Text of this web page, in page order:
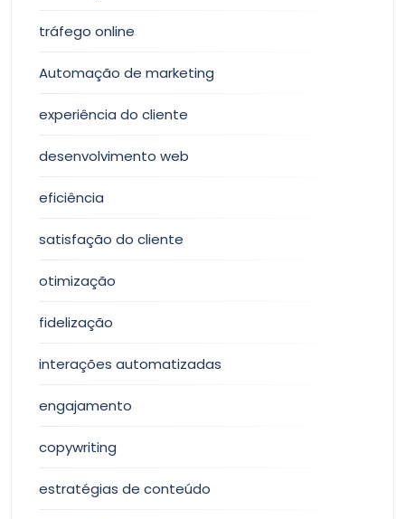
tráfego online
Automação de marketing
experiência do cliente
desenvolvimento web
eficiência
satisfação do cliente
otimização
fidelização
interações automatizadas
engajamento
copywriting
estratégias de conteúdo